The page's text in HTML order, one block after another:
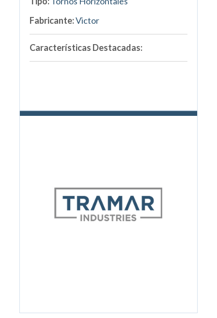
Fabricante:Victor
Características Destacadas: